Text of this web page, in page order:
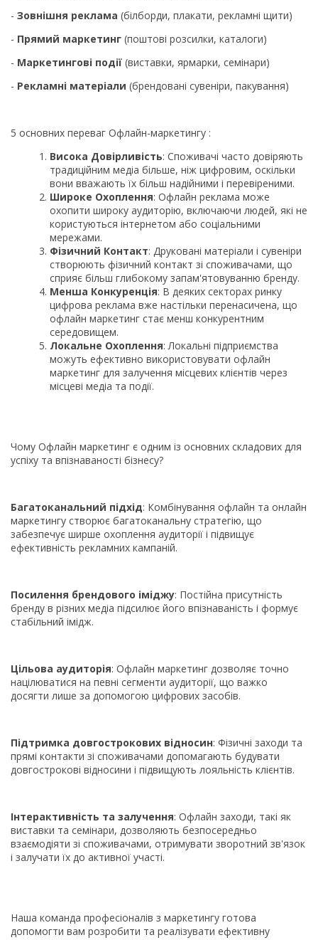
- Зовнішня реклама (білборди, плакати, рекламні щити)
- Прямий маркетинг (поштові розсилки, каталоги)
- Маркетингові події (виставки, ярмарки, семінари)
- Рекламні матеріали (брендовані сувеніри, пакування)
5 основних переваг Офлайн-маркетингу :
Висока Довірливість: Споживачі часто довіряють
традиційним медіа більше, ніж цифровим, оскільки
вони вважають їх більш надійними і перевіреними.
Широке Охоплення: Офлайн реклама може
охопити широку аудиторію, включаючи людей, які не
користуються інтернетом або соціальними
мережами.
Фізичний Контакт: Друковані матеріали і сувеніри
створюють фізичний контакт зі споживачами, що
сприяє більш глибокому запам'ятовуванню бренду.
Менша Конкуренція: В деяких секторах ринку
цифрова реклама вже настільки перенасичена, що
офлайн маркетинг стає менш конкурентним
середовищем.
Локальне Охоплення: Локальні підприємства
можуть ефективно використовувати офлайн
маркетинг для залучення місцевих клієнтів через
місцеві медіа та події.
Чому Офлайн маркетинг є одним із основних складових для
успіху та впізнаваності бізнесу?
Багатоканальний підхід: Комбінування офлайн та онлайн
маркетингу створює багатоканальну стратегію, що
забезпечує ширше охоплення аудиторії і підвищує
ефективність рекламних кампаній.
Посилення брендового іміджу: Постійна присутність
бренду в різних медіа підсилює його впізнаваність і формує
стабільний імідж.
Цільова аудиторія: Офлайн маркетинг дозволяє точно
націлюватися на певні сегменти аудиторії, що важко
досягти лише за допомогою цифрових засобів.
Підтримка довгострокових відносин: Фізичні заходи та
прямі контакти зі споживачами допомагають будувати
довгострокові відносини і підвищують лояльність клієнтів.
Інтерактивність та залучення: Офлайн заходи, такі як
виставки та семінари, дозволяють безпосередньо
взаємодіяти зі споживачами, отримувати зворотний зв'язок
і залучати їх до активної участі.
Наша команда професіоналів з маркетингу готова
допомогти вам розробити та реалізувати ефективну